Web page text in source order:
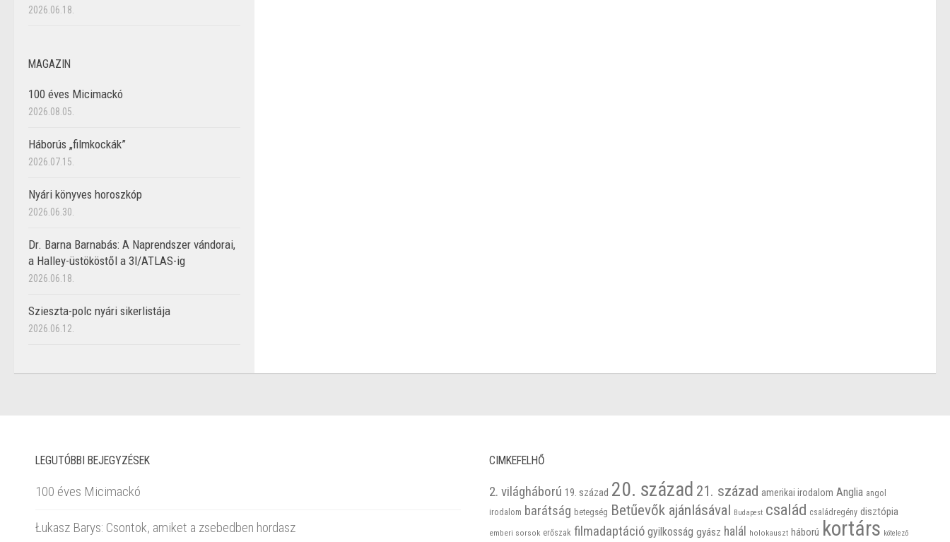
2026.06.18.
MAGAZIN
100 éves Micimackó
2026.08.05.
Háborús „filmkockák”
2026.07.15.
Nyári könyves horoszkóp
2026.06.30.
Dr. Barna Barnabás: A Naprendszer vándorai,
a Halley-üstököstől a 3I/ATLAS-ig
2026.06.18.
Szieszta-polc nyári sikerlistája
2026.06.12.
LEGUTÓBBI BEJEGYZÉSEK
100 éves Micimackó
Łukasz Barys: Csontok, amiket a zsebedben hordasz
CIMKEFELHŐ
2. világháború 19. század 20. század 21. század amerikai irodalom Anglia angol
irodalom barátság betegség Betűevők ajánlásával Budapest család családregény disztópia
emberi sorsok erőszak filmadaptáció gyilkosság gyász halál holokauszt háború kortárs kötelező